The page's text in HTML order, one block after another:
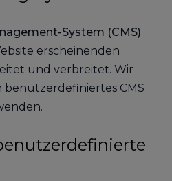
System (CMS)
erscheinenden
und verbreitet. Wir
CMS